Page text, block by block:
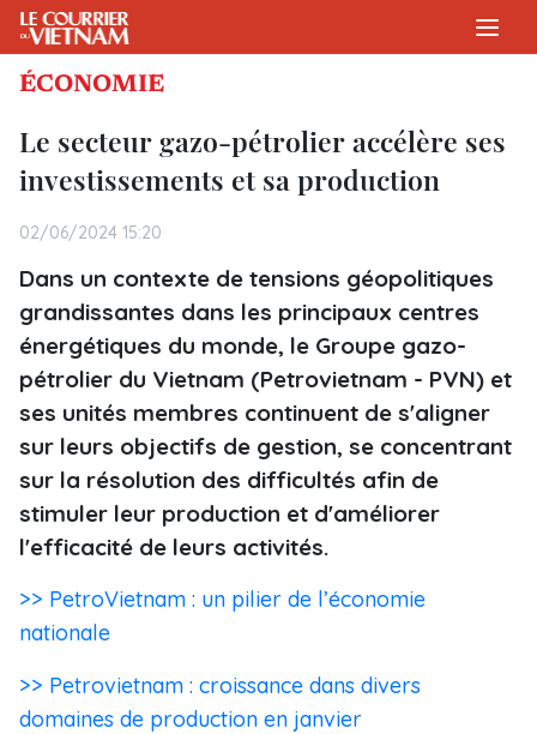
ÉCONOMIE
Le secteur gazo-pétrolier accélère ses
investissements et sa production
02/06/2024 15:20
Dans un contexte de tensions géopolitiques
grandissantes dans les principaux centres
énergétiques du monde, le Groupe gazo-
pétrolier du Vietnam (Petrovietnam - PVN) et
ses unités membres continuent de s'aligner
sur leurs objectifs de gestion, se concentrant
sur la résolution des difficultés afin de
stimuler leur production et d'améliorer
l'efficacité de leurs activités.
>> PetroVietnam : un pilier de l’économie
nationale
>> Petrovietnam : croissance dans divers
domaines de production en janvier